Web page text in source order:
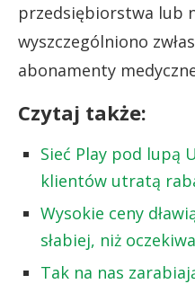
przedsiębiorstwa lub
wyszczególniono
abonamenty
Czytaj także:
Sieć Play pod lupą
klientów utratą
Wysokie ceny
słabiej, niż
Tak na nas